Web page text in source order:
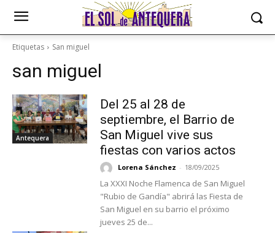
Etiquetas San miguel
san miguel
Antequera
Del 25 al 28 de
septiembre, el Barrio de
San Miguel vive sus
fiestas con varios actos
Lorena Sánchez - 18/09/2025
La XXXI Noche Flamenca de San Miguel
"Rubio de Gandía" abrirá las Fiesta de
San Miguel en su barrio el próximo
jueves 25 de...